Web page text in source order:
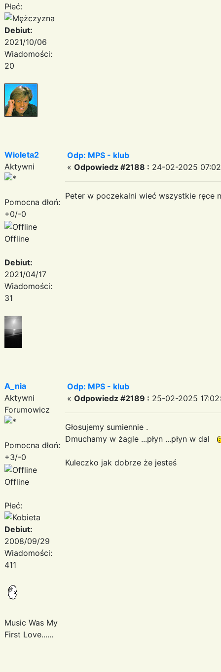
Płeć:
Debiut:
2021/10/06
Wiadomości:
20
Wioleta2
Aktywni
Pomocna dłoń:
+0/-0
Offline
Debiut:
2021/04/17
Wiadomości:
31
Odp: MPS - klub
« Odpowiedz #2188 : 24-02-2025
Peter w poczekalni wieć wszystkie ręce
A_nia
Aktywni
Forumowicz
Pomocna dłoń:
+3/-0
Offline
Płeć:
Debiut:
2008/09/29
Wiadomości:
411
Music Was My
First Love......
Odp: MPS - klub
« Odpowiedz #2189 : 25-02-2025
Głosujemy sumiennie .
Dmuchamy w żagle ...płyn ...płyn w dal
Kuleczko jak dobrze że jesteś